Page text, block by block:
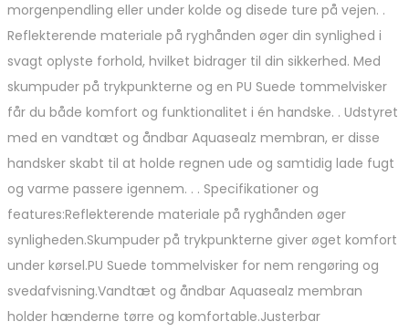
morgenpendling eller under kolde og disede ture på vejen. .
Reflekterende materiale på ryghånden øger din synlighed i
svagt oplyste forhold, hvilket bidrager til din sikkerhed. Med
skumpuder på trykpunkterne og en PU Suede tommelvisker
får du både komfort og funktionalitet i én handske. . Udstyret
med en vandtæt og åndbar Aquasealz membran, er disse
handsker skabt til at holde regnen ude og samtidig lade fugt
og varme passere igennem. . . Specifikationer og
features:Reflekterende materiale på ryghånden øger
synligheden.Skumpuder på trykpunkterne giver øget komfort
under kørsel.PU Suede tommelvisker for nem rengøring og
svedafvisning.Vandtæt og åndbar Aquasealz membran
holder hænderne tørre og komfortable.Justerbar